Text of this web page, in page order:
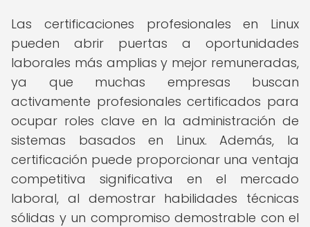
Las certificaciones profesionales en Linux
pueden abrir puertas a oportunidades
laborales más amplias y mejor remuneradas,
ya que muchas empresas buscan
activamente profesionales certificados para
ocupar roles clave en la administración de
sistemas basados en Linux. Además, la
certificación puede proporcionar una ventaja
competitiva significativa en el mercado
laboral, al demostrar habilidades técnicas
sólidas y un compromiso demostrable con el